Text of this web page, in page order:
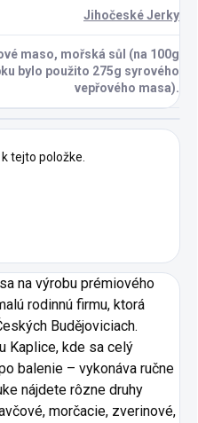
Jihočeské Jerky
maso, mořská sůl (na 100g
bylo použito 275g syrového
vepřového masa).
tejto položke.
na výrobu prémiového
rodinnú firmu, ktorá
Budějoviciach.
Kaplice, kde sa celý
balenie – vykonáva ručne
nájdete rôzne druhy
morčacie, zverinové,